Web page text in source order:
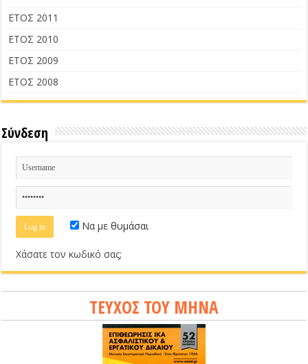
ΕΤΟΣ 2011
ΕΤΟΣ 2010
ΕΤΟΣ 2009
ΕΤΟΣ 2008
Σύνδεση
Να με θυμάσαι
Χάσατε τον κωδικό σας;
ΤΕΥΧΟΣ ΤΟΥ ΜΗΝΑ